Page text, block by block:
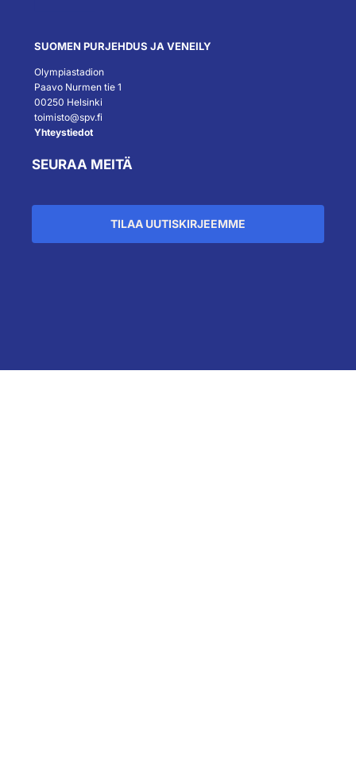
SUOMEN PURJEHDUS JA VENEILY
Olympiastadion
Paavo Nurmen tie 1
00250 Helsinki
toimisto@spv.fi
Yhteystiedot
SEURAA MEITÄ
TILAA UUTISKIRJEEMME